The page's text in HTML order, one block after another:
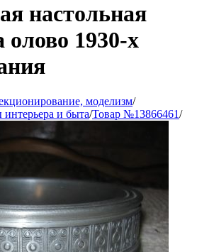
настольная
олово 1930-х
моделизм/
и быта/Товар №13866461/